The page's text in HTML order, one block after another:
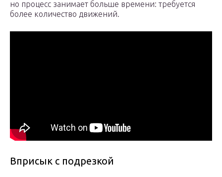
но процесс занимает больше времени: требуется
более количество движений.
Вприсык с подрезкой